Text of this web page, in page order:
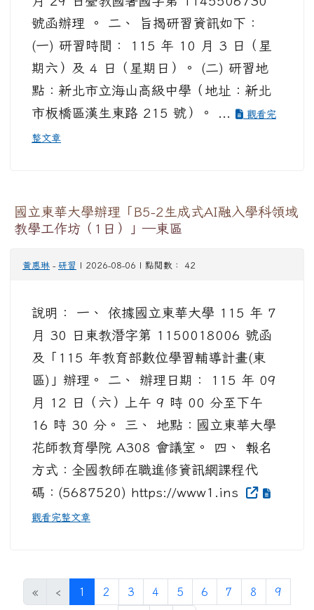
號函辦理 。 二、 旨揭研習資訊如下：
(一) 研習時間： 115 年 10 月 3 日（星
期六）及 4 日（星期日）。 (二) 研習地
點：新北市立海山高級中學（地址：新北
市板橋區漢生東路 215 號）。 ...
觀看完
整文章
國立東華大學辦理「B5-2生成式AI融入學科領域
教學工作坊（1日）」—東區
黃惠琳 - 研習 | 2026-08-06 | 點閱數： 42
說明： 一、 依據國立東華大學 115 年 7
月 30 日東教潛字第 1150018006 號函
及「115 年教育部數位學習輔導計畫(東
區)」辦理。 二、 辦理日期： 115 年 09
月 12 日（六）上午 9 時 00 分至下午
16 時 30 分。 三、 地點：國立東華大學
花師教育學院 A308 會議室。 四、 報名
方式：全國教師在職進修資訊網課程代
碼：(5687520) https://www1.ins
觀看完整文章
« ‹ 1 (目前頁次)
2 3 4 5 6 7 8 9